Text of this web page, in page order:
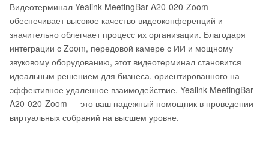
Видеотерминал Yealink MeetingBar A20-020-Zoom
обеспечивает высокое качество видеоконференций и
значительно облегчает процесс их организации. Благодаря
интеграции с Zoom, передовой камере с ИИ и мощному
звуковому оборудованию, этот видеотерминал становится
идеальным решением для бизнеса, ориентированного на
эффективное удаленное взаимодействие. Yealink MeetingBar
A20-020-Zoom — это ваш надежный помощник в проведении
виртуальных собраний на высшем уровне.